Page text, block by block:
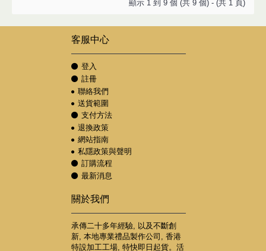
顯示 1 到 9 個 (共 9 個) - (共 1 頁)
客服中心
登入
註冊
聯絡我們
送貨範圍
支付方法
退換政策
網站指南
私隱政策與聲明
訂購流程
最新消息
關於我們
承傳二十多年經驗, 以及不斷創
新, 本地專業禮品製作公司, 香港
特設加工工場, 特快即日起貨。活